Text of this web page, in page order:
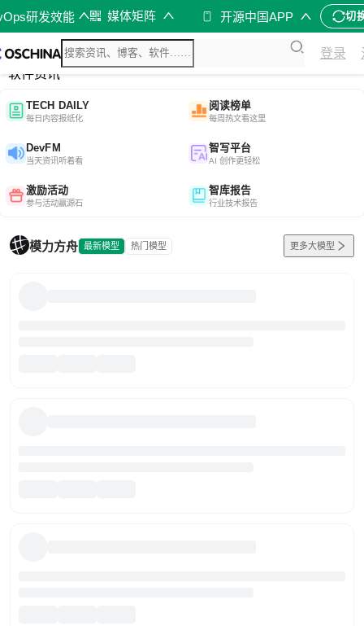
研发效能 媒体矩阵 开源中国APP 切
登录
综合
开源资讯
软件资讯
TECH DAILY
每日内容报纸化
阅读榜单
每周热文看这里
DevFM
当天资讯听着看
智写平台
AI 创作更轻松
激励活动
参与活动赢源石
智库报告
行业技术报告
模力方舟 最新模型 热门模型 更多大模型